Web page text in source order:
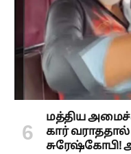
மத்திய
கார்
சுரேஷ்கோபி!